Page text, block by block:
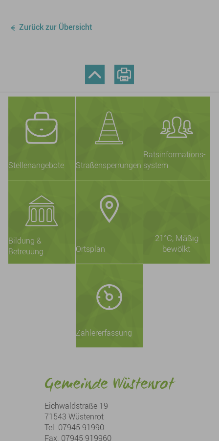
Zurück zur Übersicht
Stellenangebote Straßensperrungen
Ratsinformations-
system
Bildung &
Betreuung
Ortsplan
21°C, Mäßig
bewölkt
Zählererfassung
Gemeinde Wüstenrot
Eichwaldstraße 19
71543 Wüstenrot
Tel. 07945 91990
Fax. 07945 919960